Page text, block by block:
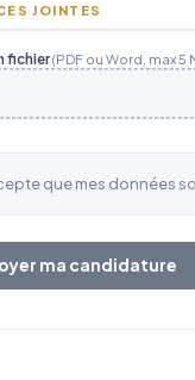
JOINTES
fichier(PDF ou Word, max 5
que mes données
ma candidature